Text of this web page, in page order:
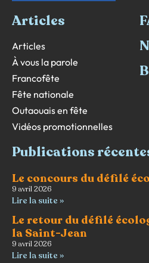
Articles
Articles
À vous la parole
Francofête
Fête nationale
Outaouais en fête
Vidéos promotionnelles
Publications
Le concours du défilé
9 avril 2026
Lire la suite »
Le retour du défilé
la Saint-Jean
9 avril 2026
Lire la suite »